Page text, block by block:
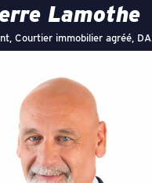
Lamothe
Courtier immobilier agréé, DA